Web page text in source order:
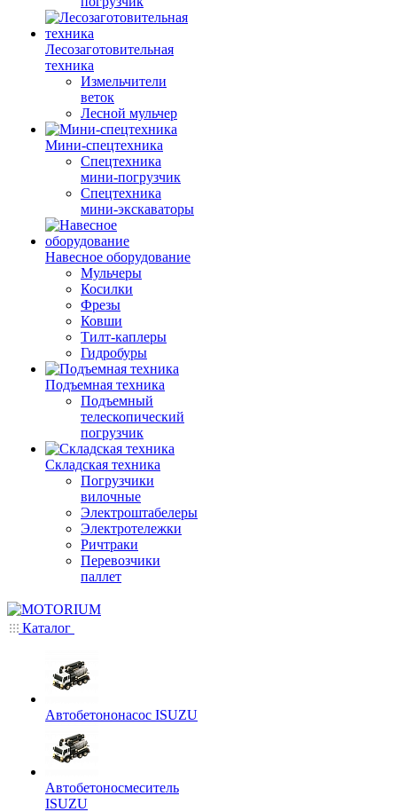
Лесозаготовительная
техника
Измельчители
веток
Лесной мульчер
Мини-спецтехника
Спецтехника
мини-погрузчик
Спецтехника
мини-экскаваторы
Навесное оборудование
Мульчеры
Косилки
Фрезы
Ковши
Тилт-каплеры
Гидробуры
Подъемная техника
Подъемный
телескопический
погрузчик
Складская техника
Погрузчики
вилочные
Электроштабелеры
Электротележки
Ричтраки
Перевозчики
паллет
Каталог
Автобетононасос ISUZU
Автобетоносмеситель
ISUZU